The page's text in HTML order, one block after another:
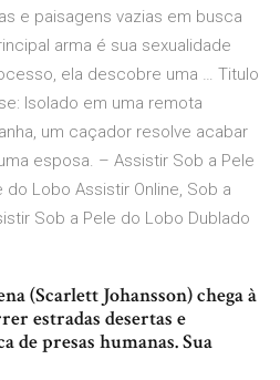
e paisagens vazias em busca
arma é sua sexualidade
ela descobre uma … Titulo
Isolado em uma remota
um caçador resolve acabar
esposa. – Assistir Sob a Pele
do Lobo Assistir Online, Sob a
Sob a Pele do Lobo Dublado
(Scarlett Johansson) chega à
estradas desertas e
de presas humanas. Sua